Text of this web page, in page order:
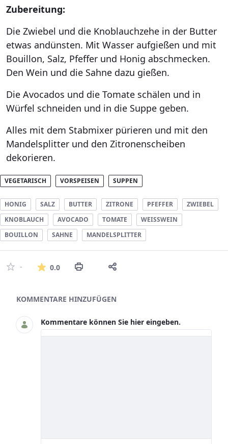
Zubereitung:
Die Zwiebel und die Knoblauchzehe in der Butter
etwas andünsten. Mit Wasser aufgießen und mit
Bouillon, Salz, Pfeffer und Honig abschmecken.
Den Wein und die Sahne dazu gießen.
Die Avocados und die Tomate schälen und in
Würfel schneiden und in die Suppe geben.
Alles mit dem Stabmixer pürieren und mit den
Mandelsplitter und den Zitronenscheiben
dekorieren.
VEGETARISCH VORSPEISEN SUPPEN
HONIG SALZ BUTTER ZITRONE PFEFFER
ZWIEBEL
KNOBLAUCH
AVOCADO TOMATE
WEISSWEIN
BOUILLON
SAHNE MANDELSPLITTER
- 0.0Die durchschnittliche Bewertung ist 0
Asset-Herausgeber
KOMMENTARE HINZUFÜGEN
Kommentare können Sie hier eingeben.